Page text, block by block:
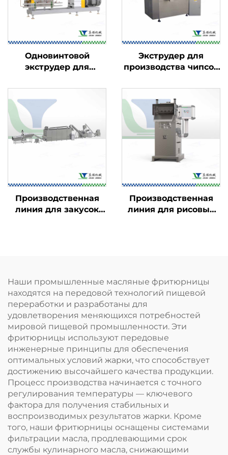
Одновинтовой
экструдер для
Экструдер для
производства чипсов
Производственная
линия для закусок
Производственная
линия для рисовых
Наши промышленные масляные фритюрницы
находятся на передовой технологий пищевой
переработки и разработаны для
удовлетворения меняющихся потребностей
мировой пищевой промышленности. Эти
фритюрницы используют передовые
инженерные принципы для обеспечения
оптимальных условий жарки, что способствует
достижению высочайшего качества продукции.
Процесс производства начинается с точного
регулирования температуры — ключевого
фактора для получения стабильных и
воспроизводимых результатов жарки. Кроме
того, наши фритюрницы оснащены системами
фильтрации масла, продлевающими срок
службы кулинарного масла, снижающими